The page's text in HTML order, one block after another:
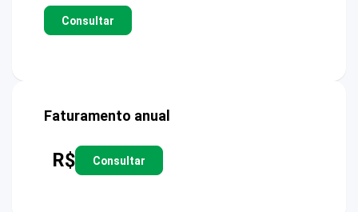
Consultar
Faturamento anual
R$ Consultar